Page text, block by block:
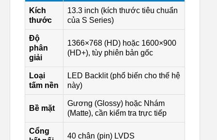
Kích
thước
13.3 inch (kích thước tiêu chuẩn
của S Series)
Độ
phân
giải
1366×768 (HD) hoặc 1600×900
(HD+), tùy phiên bản gốc
Loại
tấm nền
LED Backlit (phổ biến cho thế hệ
này)
Bề mặt
Gương (Glossy) hoặc Nhám
(Matte), cần kiểm tra trực tiếp
Cổng
40 chân (pin) LVDS